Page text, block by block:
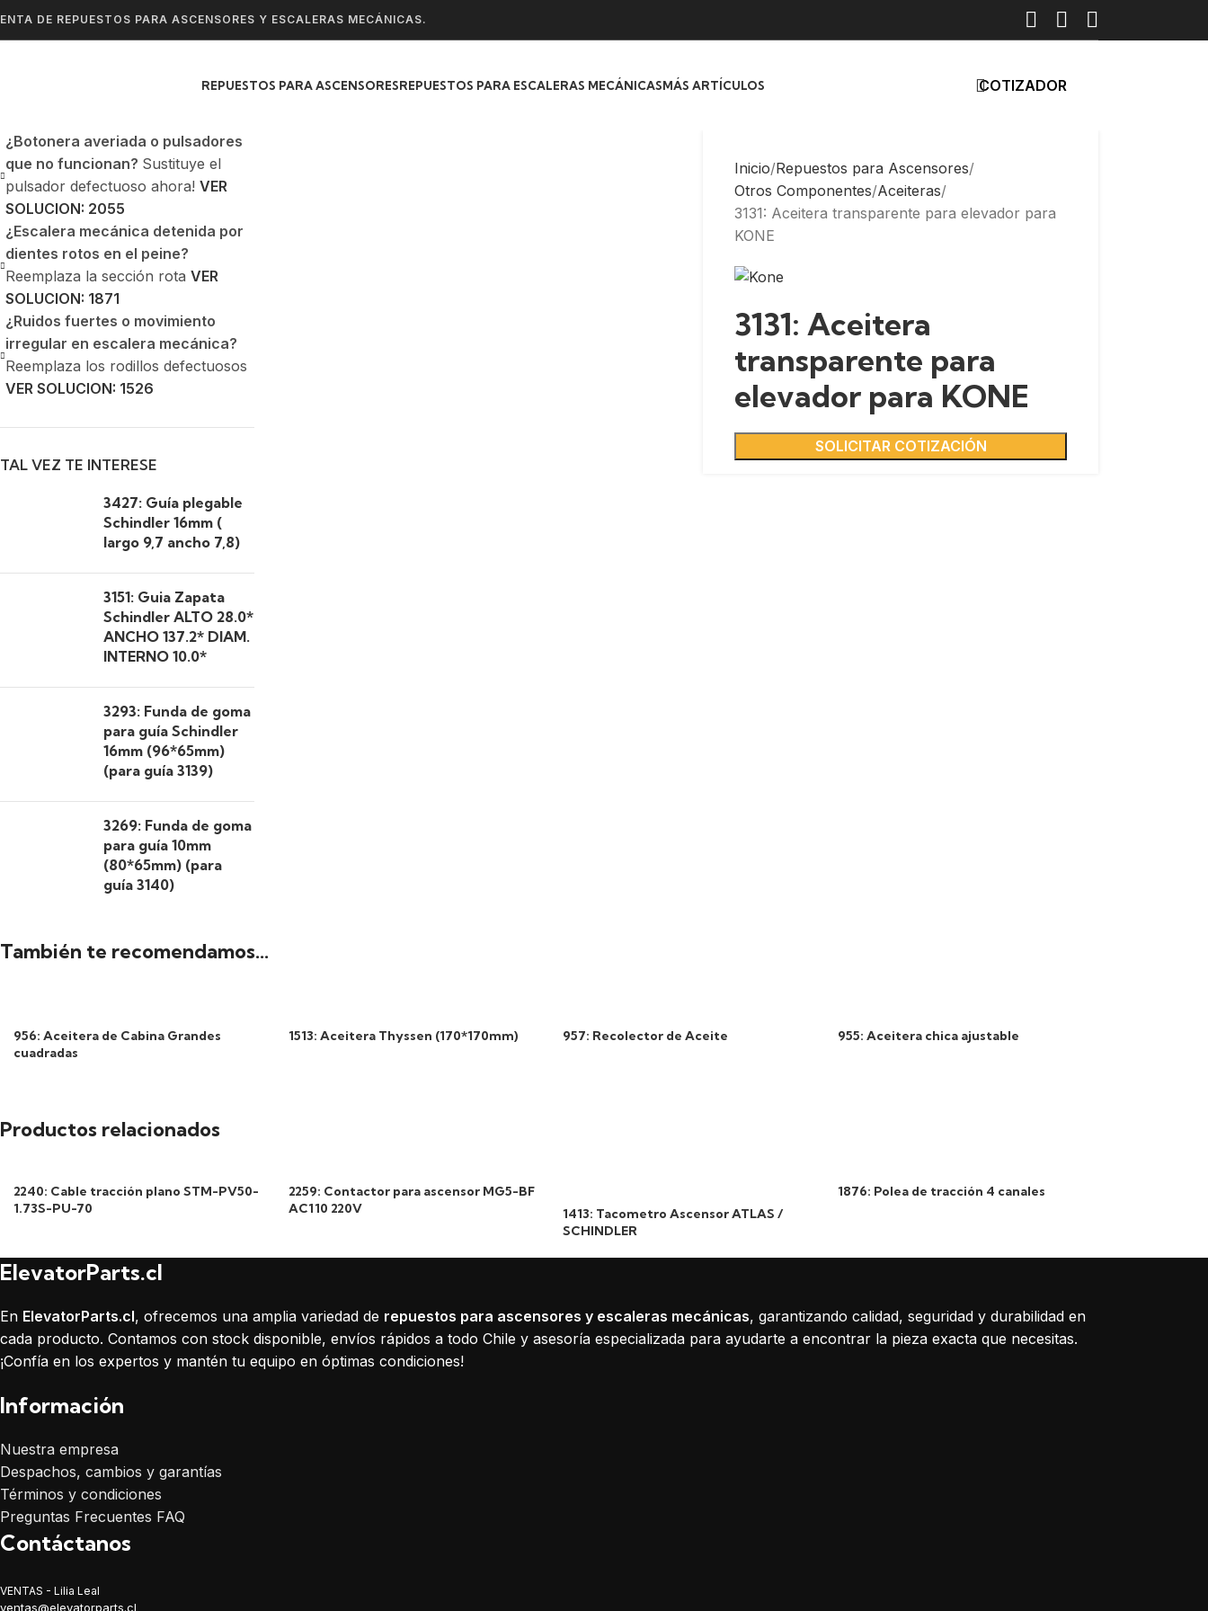
DE REPUESTOS PARA ASCENSORES Y ESCALERAS MECÁNICAS.
REPUESTOS PARA ASCENSORESREPUESTOS PARA ESCALERAS MECÁNICASMÁS ARTÍCULOS COTIZADOR
¿Botonera averiada o pulsadores
que no funcionan? Sustituye el
pulsador defectuoso ahora! VER
SOLUCION: 2055
¿Escalera mecánica detenida por
dientes rotos en el peine?
Reemplaza la sección rota VER
SOLUCION: 1871
¿Ruidos fuertes o movimiento
irregular en escalera mecánica?
Reemplaza los rodillos defectuosos
VER SOLUCION: 1526
TAL VEZ TE INTERESE
3427: Guía plegable
Schindler 16mm (
largo 9,7 ancho 7,8)
3151: Guia Zapata
Schindler ALTO 28.0*
ANCHO 137.2* DIAM.
INTERNO 10.0*
3293: Funda de goma
para guía Schindler
16mm (96*65mm)
(para guía 3139)
3269: Funda de goma
para guía 10mm
(80*65mm) (para
guía 3140)
Inicio Repuestos para Ascensores
Otros Componentes Aceiteras
3131: Aceitera transparente para elevador para
KONE
3131: Aceitera
transparente para
elevador para KONE
SOLICITAR COTIZACIÓN
También te recomendamos…
956: Aceitera de Cabina Grandes
cuadradas
1513: Aceitera Thyssen (170*170mm) 957: Recolector de Aceite 955: Aceitera chica ajustable
Productos relacionados
2240: Cable tracción plano STM-PV50-
1.73S-PU-70
2259: Contactor para ascensor MG5-BF
AC110 220V
1413: Tacometro Ascensor ATLAS /
SCHINDLER
1876: Polea de tracción 4 canales
ElevatorParts.cl
En ElevatorParts.cl, ofrecemos una amplia variedad de repuestos para ascensores y escaleras mecánicas, garantizando calidad, seguridad y durabilidad en
cada producto. Contamos con stock disponible, envíos rápidos a todo Chile y asesoría especializada para ayudarte a encontrar la pieza exacta que necesitas.
¡Confía en los expertos y mantén tu equipo en óptimas condiciones!
Información
Nuestra empresa
Despachos, cambios y garantías
Términos y condiciones
Preguntas Frecuentes FAQ
Contáctanos
VENTAS - Lilia Leal
ventas@elevatorparts.cl